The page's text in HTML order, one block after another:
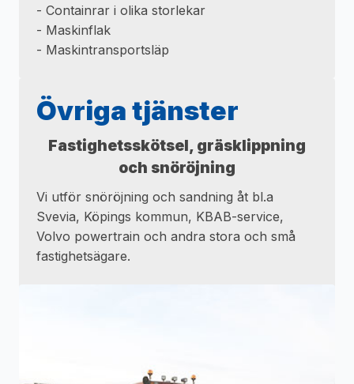
- Containrar i olika storlekar
- Maskinflak
- Maskintransportsläp
Övriga tjänster
Fastighetsskötsel, gräsklippning
och snöröjning
Vi utför snöröjning och sandning åt bl.a
Svevia, Köpings kommun, KBAB-service,
Volvo powertrain och andra stora och små
fastighetsägare.